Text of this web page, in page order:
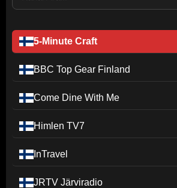
5-Minute Craft
BBC Top Gear Finland
Come Dine With Me
Himlen TV7
InTravel
JRTV Järviradio